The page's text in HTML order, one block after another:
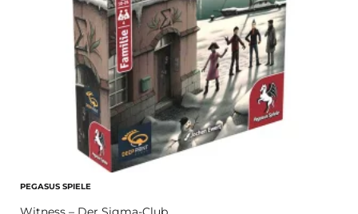
PEGASUS SPIELE